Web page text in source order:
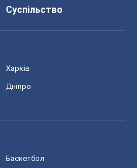
Суспільство
Харків
Дніпро
Баскетбол